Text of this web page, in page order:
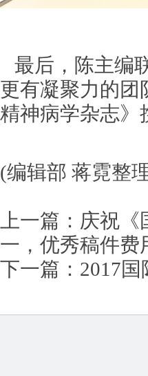
最后，陈主编
更有凝聚力的团
精神病学杂志》
(编辑部 蒋霓整
上一篇： 庆祝《
一，优秀稿件费
下一篇： 2017